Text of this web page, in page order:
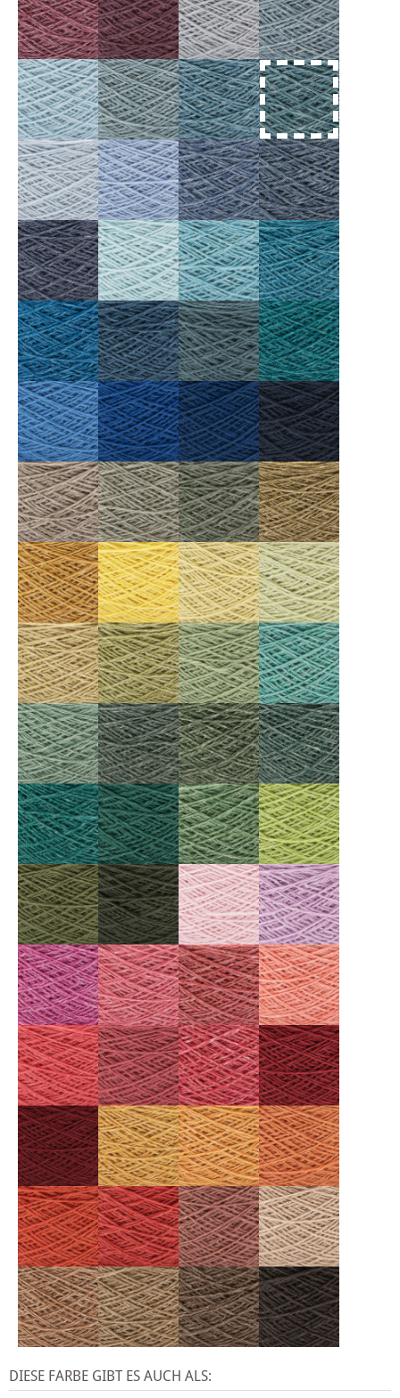
DIESE FARBE GIBT ES AUCH ALS: